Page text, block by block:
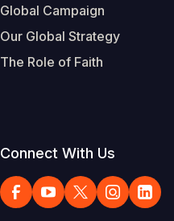
Global Campaign
Our Global Strategy
The Role of Faith
Connect With Us